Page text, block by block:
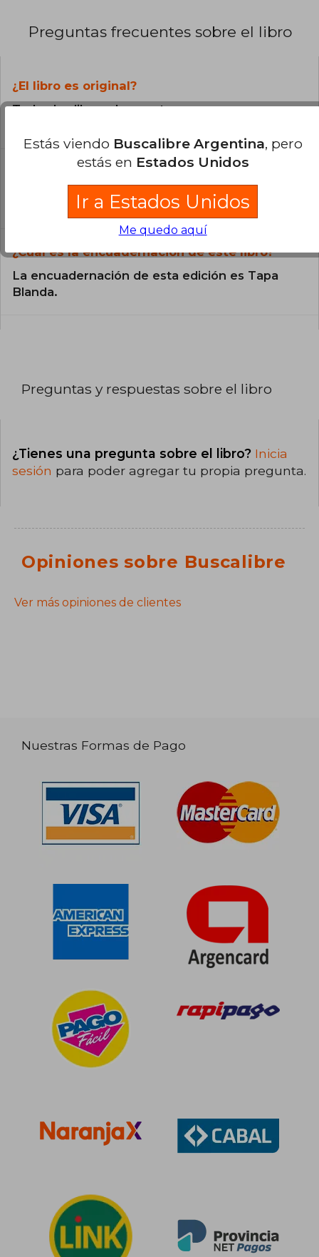
Preguntas frecuentes sobre el libro
¿El libro es original?
Todos los libros de nuestro
¿En qué Idioma está escrito el
El libro está escrito en Inglés.
¿Cuál es la encuadernación de este libro?
La encuadernación de esta edición es Tapa
Blanda.
Preguntas y respuestas sobre el libro
¿Tienes una pregunta sobre el libro? Inicia
sesión para poder agregar tu propia pregunta.
Opiniones sobre Buscalibre
Ver más opiniones de clientes
Nuestras Formas de Pago
Estás viendo Buscalibre Argentina, pero
estás en Estados Unidos
Ir a Estados Unidos
Me quedo aquí